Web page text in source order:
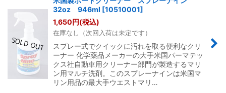
32oz 946ml [10510001]
1,650円(税込)
在庫なし（次回入荷は未定です）
スプレー式でクイックに汚れを取る便利なクリ
ーナー 化学薬品メーカーの大手米国パーマテッ
クス社自動車用クリーナー部門が製造するマリ
ン用マルチ洗剤。このスプレーナインは米国マ
リン用品の最大手ウエストマリ…